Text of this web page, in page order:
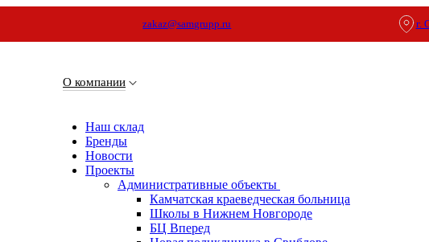
zakaz@samgrupp.ru г.
О компании
Наш склад
Бренды
Новости
Проекты
Административные объекты
Камчатская краеведческая больница
Школы в Нижнем Новгороде
БЦ Вперед